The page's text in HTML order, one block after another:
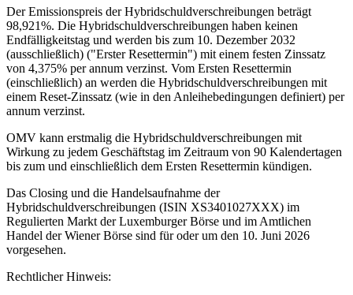
Der Emissionspreis der Hybridschuldverschreibungen beträgt
98,921%. Die Hybridschuldverschreibungen haben keinen
Endfälligkeitstag und werden bis zum 10. Dezember 2032
(ausschließlich) ("Erster Resettermin") mit einem festen Zinssatz
von 4,375% per annum verzinst. Vom Ersten Resettermin
(einschließlich) an werden die Hybridschuldverschreibungen mit
einem Reset-Zinssatz (wie in den Anleihebedingungen definiert) per
annum verzinst.
OMV kann erstmalig die Hybridschuldverschreibungen mit
Wirkung zu jedem Geschäftstag im Zeitraum von 90 Kalendertagen
bis zum und einschließlich dem Ersten Resettermin kündigen.
Das Closing und die Handelsaufnahme der
Hybridschuldverschreibungen (ISIN XS3401027XXX) im
Regulierten Markt der Luxemburger Börse und im Amtlichen
Handel der Wiener Börse sind für oder um den 10. Juni 2026
vorgesehen.
Rechtlicher Hinweis: